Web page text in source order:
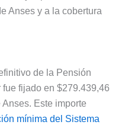
Anses y a la cobertura
de la Pensión
fijado en $279.439,46
Anses. Este importe
mínima del Sistema